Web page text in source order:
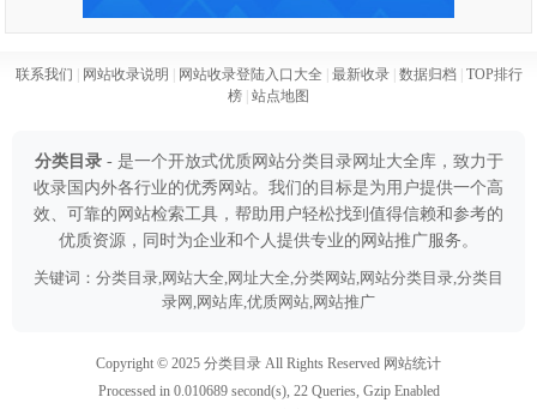
联系我们 | 网站收录说明 | 网站收录登陆入口大全 | 最新收录| 数据归档 | TOP排行
榜 | 站点地图
分类目录- 是一个开放式优质网站分类目录网址大全库，致力于
收录国内外各行业的优秀网站。我们的目标是为用户提供一个高
效、可靠的网站检索工具，帮助用户轻松找到值得信赖和参考的
优质资源，同时为企业和个人提供专业的网站推广服务。
关键词：分类目录,网站大全,网址大全,分类网站,网站分类目录,分类目
录网,网站库,优质网站,网站推广
Copyright © 2025 分类目录 All Rights Reserved 网站统计
Processed in 0.010689 second(s), 22 Queries, Gzip Enabled